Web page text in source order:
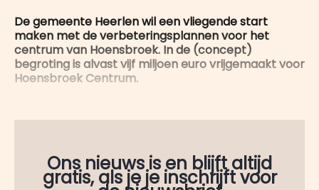
De gemeente Heerlen wil een vliegende start
maken met de verbeteringsplannen voor het
centrum van Hoensbroek. In de (concept)
begroting is alvast vijf miljoen euro vrijgemaakt voor
Hoensbroek Centrum.
Ons nieuws is en blijft altijd
gratis, als je je inschrijft voor